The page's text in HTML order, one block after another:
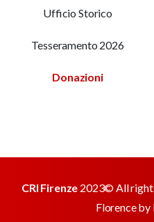
Ufficio Storico
Tesseramento 2026
Donazioni
CRI Firenze 2023© All
Florence by